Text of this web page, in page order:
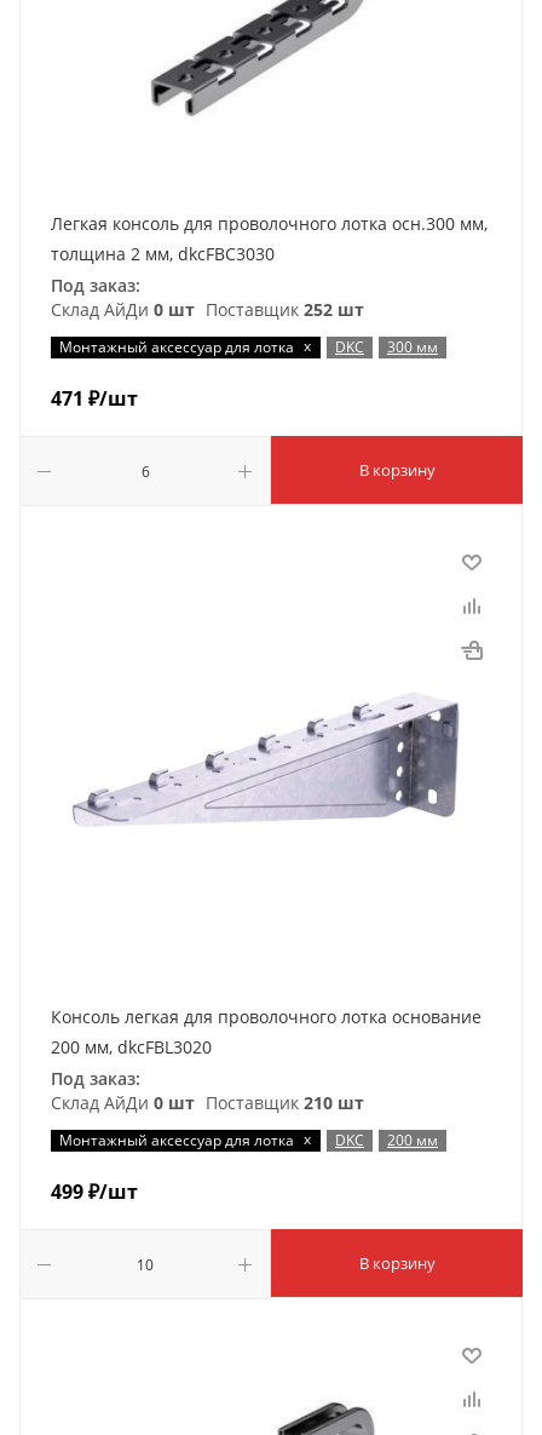
Легкая консоль для проволочного лотка осн.300 мм,
толщина 2 мм, dkcFBC3030
Под заказ:
Склад АйДи 0 шт Поставщик 252 шт
Монтажный аксессуар для лотка x DKC 300 мм
471 ₽/шт
В корзину
Консоль легкая для проволочного лотка основание
200 мм, dkcFBL3020
Под заказ:
Склад АйДи 0 шт Поставщик 210 шт
Монтажный аксессуар для лотка x DKC 200 мм
499₽/шт
В корзину